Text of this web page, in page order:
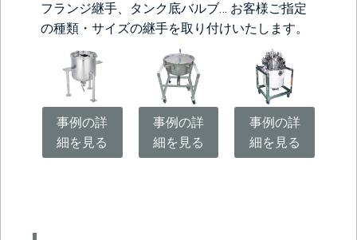
フランジ継手、タンク底バルブ… お客様ご指定
の種類・サイズの継手を取り付けいたします。
事例の詳
細を見る
事例の詳
細を見る
事例の詳
細を見る